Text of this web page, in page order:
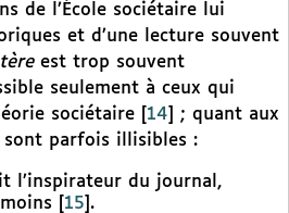
de l’École sociétaire lui
et d’une lecture souvent
est trop souvent
seulement à ceux qui
sociétaire
14
; quant aux
parfois illisibles :
l’inspirateur du journal,
15 .